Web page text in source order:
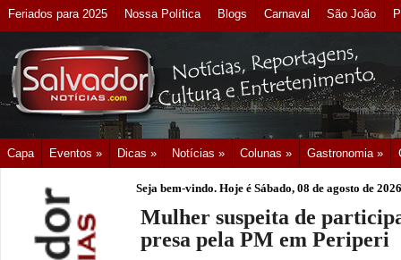
Feriados para 2025 Nossa Política Blogs Carnaval São João
Capa Eventos » Dicas » Notícias » Colunas » Gastronomia »
Seja bem-vindo. Hoje é Sábado, 08 de agosto de 2026
Mulher suspeita de
presa pela PM em Periperi